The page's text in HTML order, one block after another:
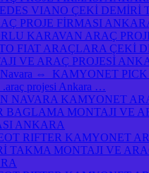
VIANO ÇEKİ DEMİRİ
PROJE FİRMASI
KARAVAN ARAÇ
FIAT ARAÇLARA ÇEKİ
VE ARAÇ PROJESİ
Navara ⇔ KAMYONET PICK
.araç projesi Ankara …
NAVARA KAMYONET
BAGLAMA MONTAJI VE
ANKARA
RIFTER KAMYONET
TAKMA MONTAJI VE